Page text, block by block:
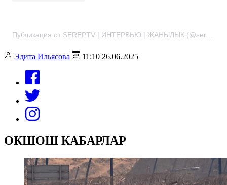
Публикация от SEREPTV | ИНТЕРВЬЮ | ЖАНЫЛЫК (@sereptv)
Эдита Ильясова 11:10 26.06.2025
ОКШОШ КАБАРЛАР